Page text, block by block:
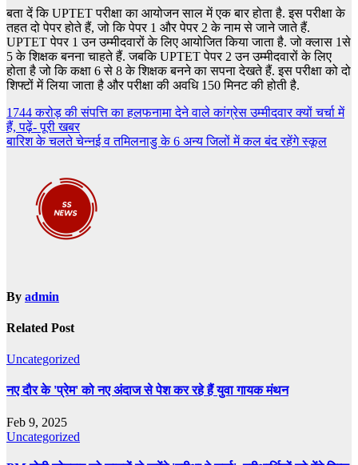
बता दें कि UPTET परीक्षा का आयोजन साल में एक बार होता है. इस परीक्षा के
तहत दो पेपर होते हैं, जो कि पेपर 1 और पेपर 2 के नाम से जाने जाते हैं.
UPTET पेपर 1 उन उम्मीदवारों के लिए आयोजित किया जाता है. जो क्लास 1से
5 के शिक्षक बनना चाहते हैं. जबकि UPTET पेपर 2 उन उम्मीदवारों के लिए
होता है जो कि कक्षा 6 से 8 के शिक्षक बनने का सपना देखते हैं. इस परीक्षा को दो
शिफ्टों में लिया जाता है और परीक्षा की अवधि 150 मिनट की होती है.
Post
navigation
1744 करोड़ की संपत्ति का हलफनामा देने वाले कांग्रेस उम्मीदवार क्यों चर्चा में
हैं, पढ़ें- पूरी खबर
बारिश के चलते चेन्नई व तमिलनाडु के 6 अन्य जिलों में कल बंद रहेंगे स्कूल
By admin
Related Post
Uncategorized
नए दौर के 'प्रेम' को नए अंदाज से पेश कर रहे हैं युवा गायक मंथन
Feb 9, 2025
Uncategorized